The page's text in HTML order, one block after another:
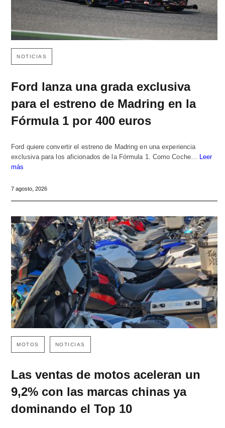
NOTICIAS
Ford lanza una grada exclusiva
para el estreno de Madring en la
Fórmula 1 por 400 euros
Ford quiere convertir el estreno de Madring en una experiencia
exclusiva para los aficionados de la Fórmula 1. Como Coche… Leer
más
7 agosto, 2026
MOTOS NOTICIAS
Las ventas de motos aceleran un
9,2% con las marcas chinas ya
dominando el Top 10